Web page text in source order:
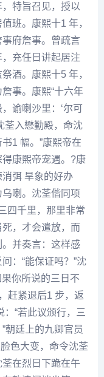
特旨召见，授以
班。康熙十1 年，
府詹事。曾疏言
充任日讲起居注
酒。康熙十5 年，
事。康熙“十六年
谕喇沙里：‘尔可
荃入懋勤殿，命沈
书1 幅。”康熙帝在
康熙帝宠遇。?康
弭 旱象的好办
喇。沈荃偕同项
四千里，那里非常
，才会遣放，而
并奏言：这样感
：“能保证吗？”沈
果你所说的三日不
赶紧退后1 步，返
“若此议颁行，三
朝廷上的九卿官员
色大变，命令沈荃
在烈日下跪在午